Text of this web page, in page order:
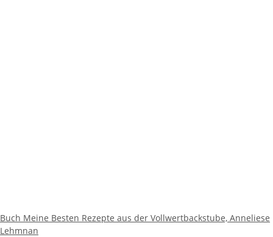
Buch Meine Besten Rezepte aus der Vollwertbackstube, Anneliese
Lehmnan